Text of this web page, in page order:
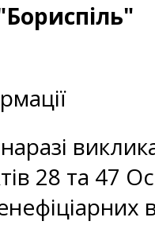
28 та 47